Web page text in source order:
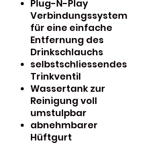
Plug-N-Play
Verbindungssystem
für eine einfache
Entfernung des
Drinkschlauchs
selbstschliessendes
Trinkventil
Wassertank zur
Reinigung voll
umstulpbar
abnehmbarer
Hüftgurt